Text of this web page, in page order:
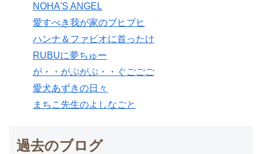
NOHA'S ANGEL
愛すべき我が家のブヒブヒ
ハンナ＆ファビオに首ったけ
RUBUに夢ちゅー
が・・がぶがぶ・・ぐごごご
愛犬あずきの日々
まちこ先生のよしなごと
過去のブログ